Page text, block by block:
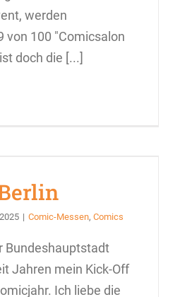
werden
von 100 "Comicsalon
doch die [...]
| Comic-Messen, Comics
Bundeshauptstadt
Jahren mein Kick-Off
Ich liebe die